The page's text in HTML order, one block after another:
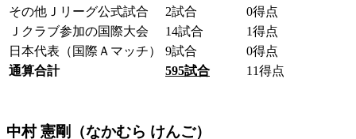
その他Ｊリーグ公式試合
2試合
0得点
Ｊクラブ参加の国際大会
14試合
1得点
日本代表（国際Ａマッチ）
9試合
0得点
通算合計
595試合 11得点
中村 憲剛（なかむら けんご）